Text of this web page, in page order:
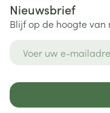
Nieuwsbrief
Blijf op de hoogte